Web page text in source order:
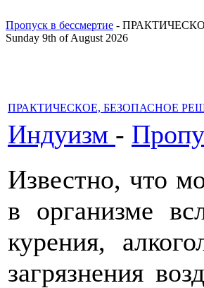
Пропуск в бессмертие -
Sunday 9th of August 2026
ПРАКТИЧЕСКОЕ, БЕЗОПАСНОЕ
Индуизм -
Известно, что
в организме
курения,
загрязнения